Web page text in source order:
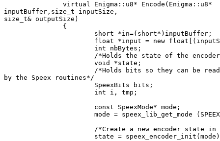
virtual Enigma::u8* Encode(Enigma::u8*
inputBuffer,size_t inputSize,
size_t& outputSize)
{
short *in=(short*)inputBuffer;
float *input = new
int nbBytes;
/*Holds the state of the
void *state;
/*Holds bits so they can be read
by the Speex routines*/
SpeexBits bits;
int i, tmp;
const SpeexMode* mode;
mode = speex_lib_get_mode
/*Create a new encoder state in
state =